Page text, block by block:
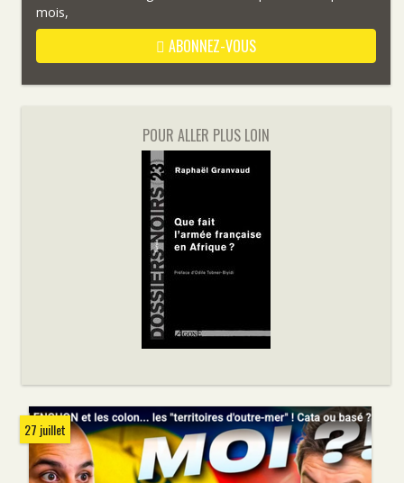
mois,
ABONNEZ-VOUS
POUR ALLER PLUS LOIN
27 juillet